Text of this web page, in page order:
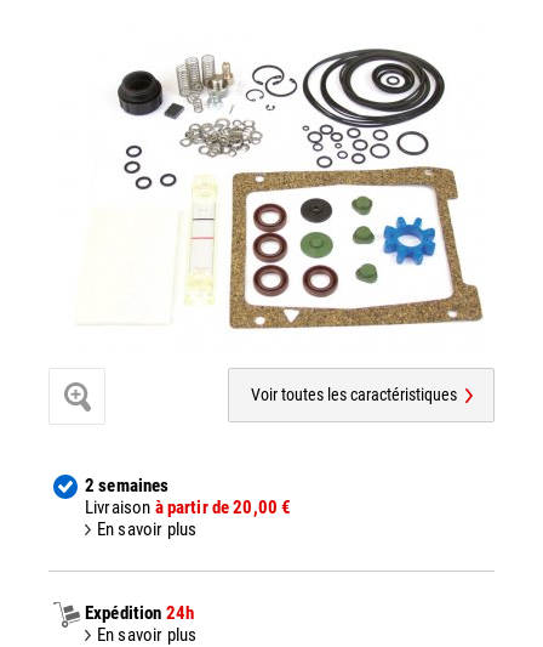
Voir toutes les caractéristiques
2 semaines
Livraison à partir de 20,00 €
En savoir plus
Expédition 24h
En savoir plus